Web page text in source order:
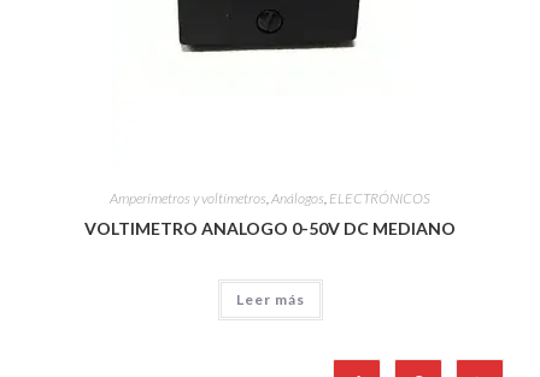
Amperímetros y voltímetros Análogos ELECTRÓNICOS
VOLTIMETRO ANALOGO 0-50V DC MEDIANO
Leer más